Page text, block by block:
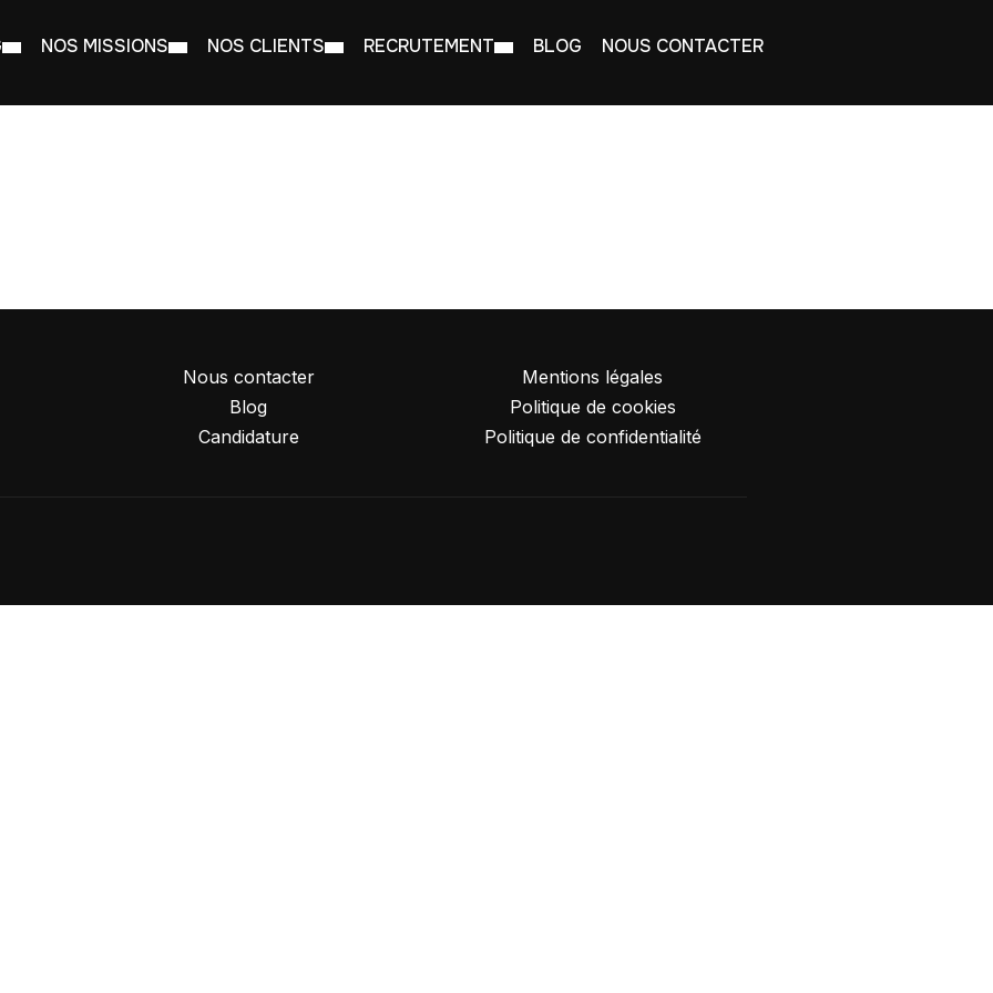
NOS MISSIONS NOS CLIENTS RECRUTEMENT BLOG NOUS CONTACTER
Nous contacter
Blog
Candidature
Mentions légales
Politique de cookies
Politique de confidentialité